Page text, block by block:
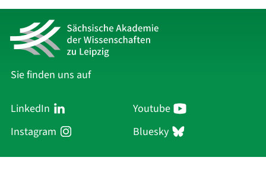
Sie finden uns auf
LinkedIn
Youtube
Instagram
Bluesky